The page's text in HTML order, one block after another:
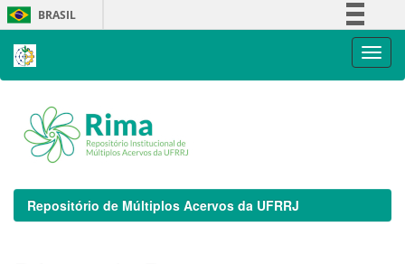
Skip
navigation
BRASIL
Repositório de Múltiplos Acervos da UFRRJ